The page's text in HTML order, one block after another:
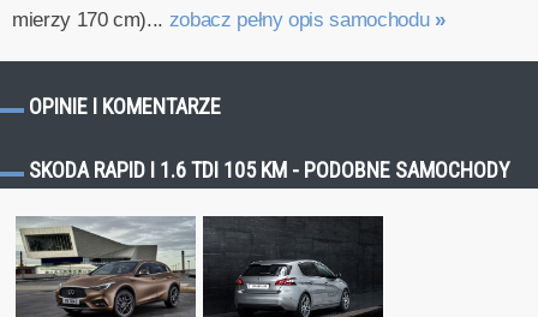
mierzy 170 cm)... zobacz pełny opis samochodu »
OPINIE I KOMENTARZE
SKODA RAPID I 1.6 TDI 105 KM - PODOBNE SAMOCHODY